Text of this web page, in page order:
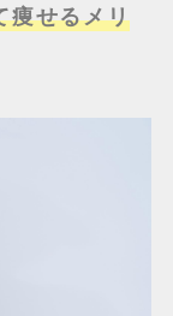
痩せるメリ